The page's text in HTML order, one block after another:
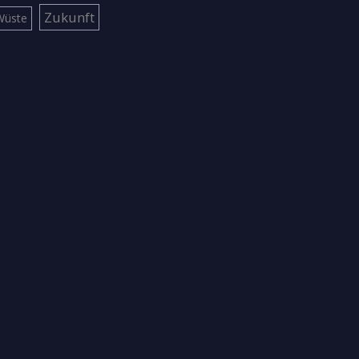
Zukunft